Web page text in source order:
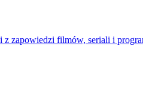
zapowiedzi filmów, seriali i